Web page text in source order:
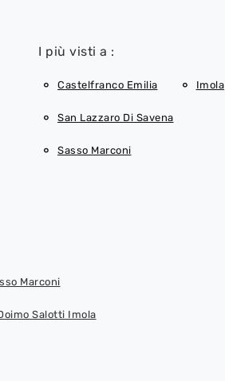
I più visti a :
Castelfranco Emilia Imola
San Lazzaro Di Savena
Sasso Marconi
Marconi
Salotti Imola